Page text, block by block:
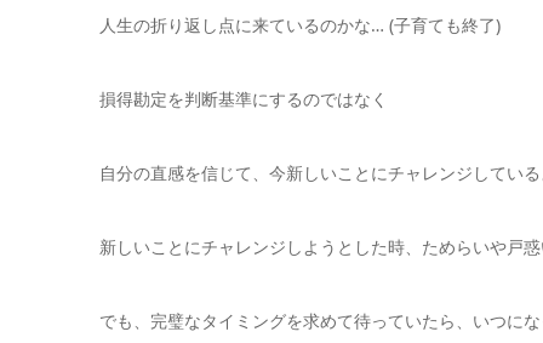
人生の折り返し点に来ているのかな… (子育ても終了)
損得勘定を判断基準にするのではなく
自分の直感を信じて、今新しいことにチャレンジしている
新しいことにチャレンジしようとした時、ためらいや戸
でも、完璧なタイミングを求めて待っていたら、いつにな